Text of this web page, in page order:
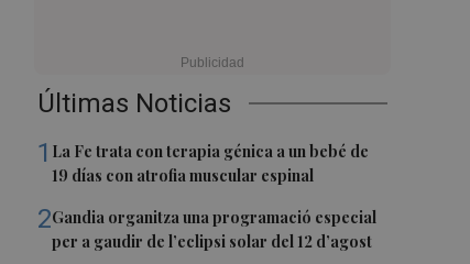
Últimas Noticias
1 La Fe trata con terapia génica a un bebé de
19 días con atrofia muscular espinal
2Gandia organitza una programació especial
per a gaudir de l’eclipsi solar del 12 d’agost